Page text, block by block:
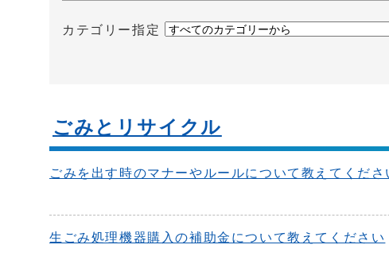
カテゴリー指定
ごみとリサイクル
ごみを出す時のマナーやルールについて教えてくださ
生ごみ処理機器購入の補助金について教えてください